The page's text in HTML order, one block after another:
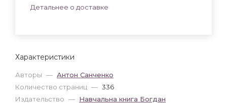
Характеристики
Авторы — Антон Санченко
Количество страниц — 336
Издательство — Навчальна книга Богдан
Детальнее о доставке